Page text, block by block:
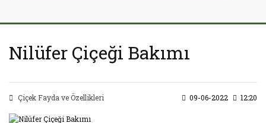
Nilüfer Çiçeği Bakımı
Çiçek Fayda ve Özellikleri 09-06-2022 12:20